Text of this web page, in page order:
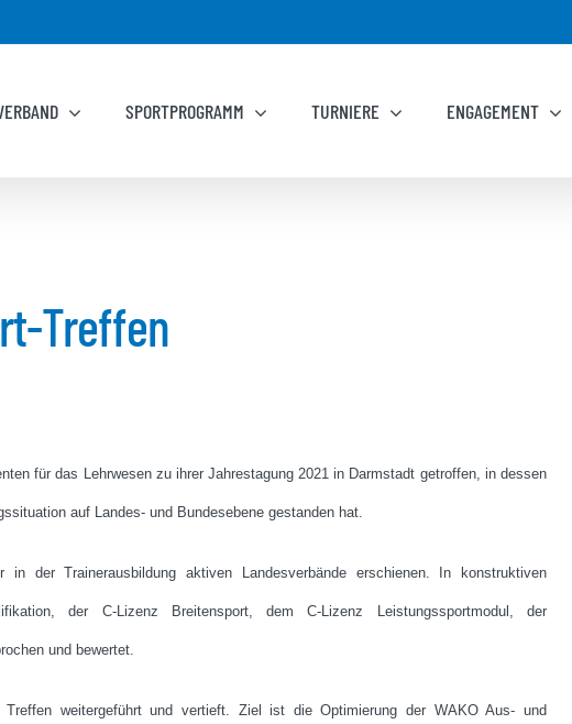
SPORTPROGRAMM TURNIERE ENGAGEMENT
Treffen
für das Lehrwesen zu ihrer Jahrestagung 2021 in Darmstadt getroffen, in dessen
auf Landes- und Bundesebene gestanden hat.
in der Trainerausbildung aktiven Landesverbände erschienen. In konstruktiven
der C-Lizenz Breitensport, dem C-Lizenz Leistungssportmodul, der
und bewertet.
weitergeführt und vertieft. Ziel ist die Optimierung der WAKO Aus- und